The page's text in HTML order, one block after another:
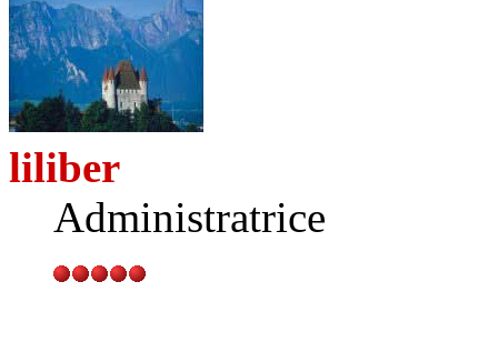
liliber
Administratrice